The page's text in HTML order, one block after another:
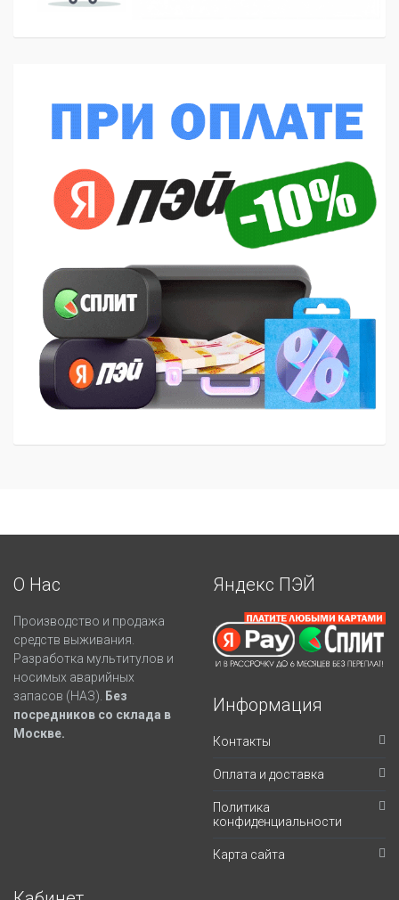
О Нас
Производство и продажа
средств выживания.
Разработка мультитулов и
носимых аварийных
запасов (НАЗ).
Без
посредников со склада в
Москве.
Яндекс ПЭЙ
Информация
Контакты
Оплата и доставка
Политика
конфиденциальности
Карта сайта